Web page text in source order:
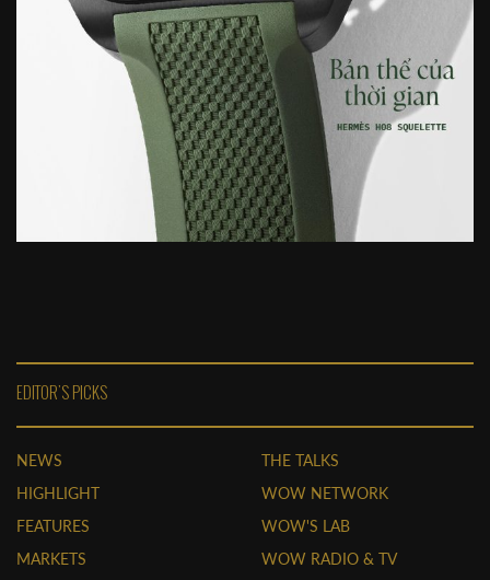
EDITOR'S PICKS
NEWS
HIGHLIGHT
FEATURES
MARKETS
THE TALKS
WOW NETWORK
WOW'S LAB
WOW RADIO & TV